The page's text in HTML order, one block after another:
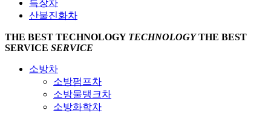
특장차
산불진화차
THE BEST TECHNOLOGY TECHNOLOGY THE BEST
SERVICE SERVICE
소방차
소방펌프차
소방물탱크차
소방화학차